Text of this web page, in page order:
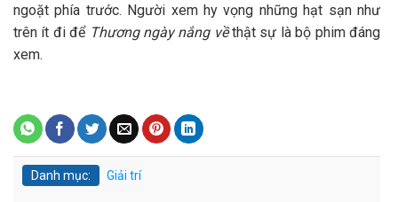
ngoặt phía trước. Người xem hy vọng những hạt sạn như
trên ít đi để Thương ngày nắng vềthật sự là bộ phim đáng
xem.
Danh mục: Giải trí